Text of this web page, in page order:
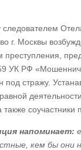
следователем
г. Москвы
преступления,
УК РФ
под стражу.
деятельности
соучастники
напоминает:
кем бы они